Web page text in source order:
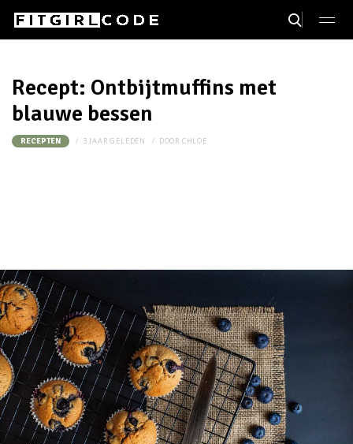
Recept: Ontbijtmuffins met
blauwe bessen
RECEPTEN 3 JAAR GELEDEN DOOR CHLOE